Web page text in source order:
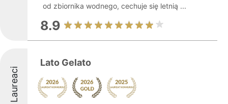
od zbiornika wodnego, cechuje się letnią ...
8.9
Laureaci
Lato Gelato